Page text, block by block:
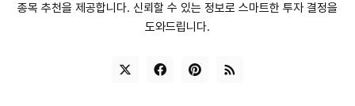
종목 추천을 제공합니다. 신뢰할 수 있는 정보로 스마트한 투자 결정을
도와드립니다.